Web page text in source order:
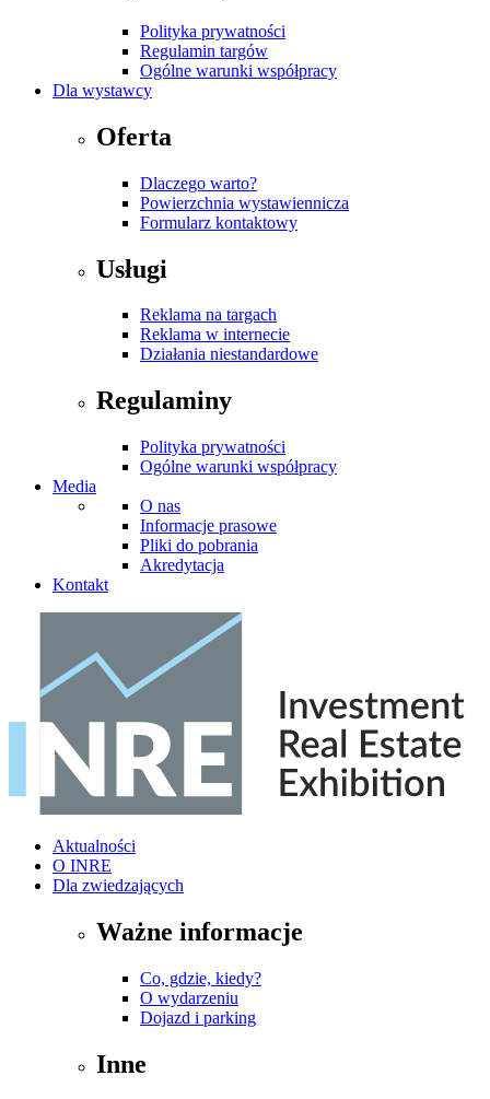
Polityka prywatności
Regulamin targów
Ogólne warunki współpracy
Dla wystawcy
Oferta
Dlaczego warto?
Powierzchnia wystawiennicza
Formularz kontaktowy
Usługi
Reklama na targach
Reklama w internecie
Działania niestandardowe
Regulaminy
Polityka prywatności
Ogólne warunki współpracy
Media
O nas
Informacje prasowe
Pliki do pobrania
Akredytacja
Kontakt
Aktualności
O INRE
Dla zwiedzających
Ważne informacje
Co, gdzie, kiedy?
O wydarzeniu
Dojazd i parking
Inne